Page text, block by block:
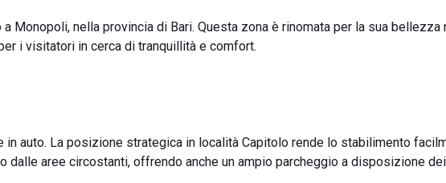
Monopoli, nella provincia di Bari. Questa zona è rinomata per la sua bellezza
i visitatori in cerca di tranquillità e comfort.
in auto. La posizione strategica in località Capitolo rende lo stabilimento
dalle aree circostanti, offrendo anche un ampio parcheggio a disposizione